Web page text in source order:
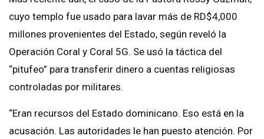
cuyo templo fue usado para lavar más de RD$4,000
millones provenientes del Estado, según reveló la
Operación Coral y Coral 5G. Se usó la táctica del
“pitufeo” para transferir dinero a cuentas religiosas
controladas por militares.
“Eran recursos del Estado dominicano. Eso está en la
acusación. Las autoridades le han puesto atención. Por